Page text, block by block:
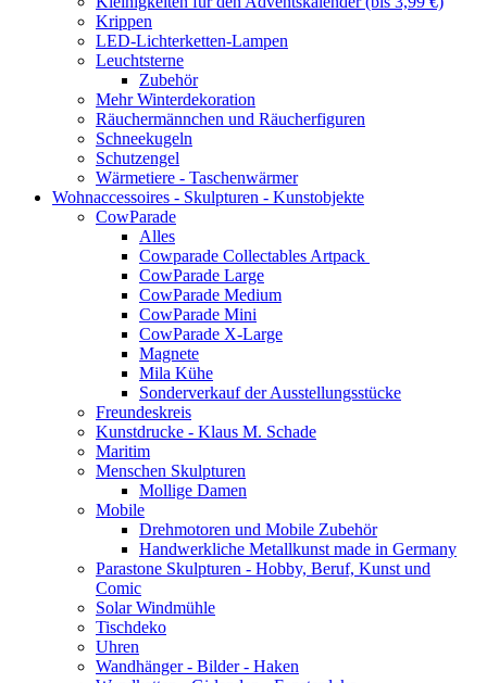
Krippen
LED-Lichterketten-Lampen
Leuchtsterne
Zubehör
Mehr Winterdekoration
Räuchermännchen und Räucherfiguren
Schneekugeln
Schutzengel
Wärmetiere - Taschenwärmer
Wohnaccessoires - Skulpturen - Kunstobjekte
CowParade
Alles
Cowparade Collectables Artpack
CowParade Large
CowParade Medium
CowParade Mini
CowParade X-Large
Magnete
Mila Kühe
Sonderverkauf der Ausstellungsstücke
Freundeskreis
Kunstdrucke - Klaus M. Schade
Maritim
Menschen Skulpturen
Mollige Damen
Mobile
Drehmotoren und Mobile Zubehör
Handwerkliche Metallkunst made in Germany
Parastone Skulpturen - Hobby, Beruf, Kunst und
Comic
Solar Windmühle
Tischdeko
Uhren
Wandhänger - Bilder - Haken